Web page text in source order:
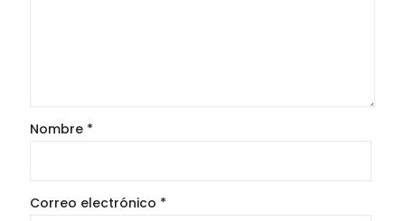
Nombre *
Correo electrónico *